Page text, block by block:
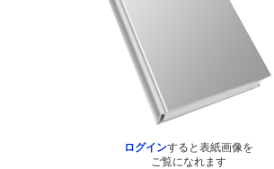
ログインすると表紙画像を
ご覧になれます